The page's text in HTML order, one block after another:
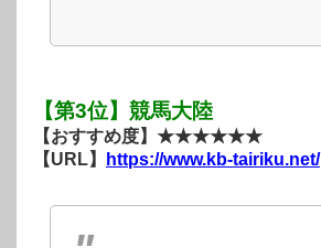
【第3位】競馬大陸
【おすすめ度】★★★★★★
【URL】
https://www.kb-tairiku.net/